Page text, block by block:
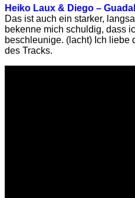
Heiko Laux & Diego –
Das ist auch ein starker,
bekenne mich schuldig, dass
beschleunige. (lacht) Ich liebe
des Tracks.